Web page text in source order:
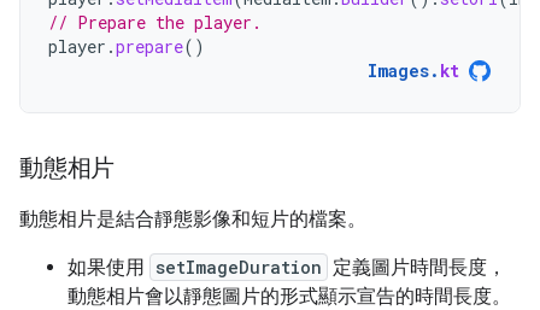
// Prepare the player.
player .prepare()
Images. kt
動態相片
動態相片是結合靜態影像和短片的檔案。
如果使用 setImageDuration 定義圖片時間長度，
動態相片會以靜態圖片的形式顯示宣告的時間長度。